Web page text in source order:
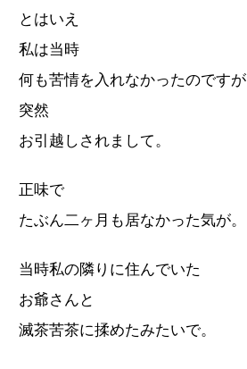
とはいえ
私は当時
何も苦情を入れなかったのですが
突然
お引越しされまして。
正味で
たぶん二ヶ月も居なかった気が。
当時私の隣りに住んでいた
お爺さんと
滅茶苦茶に揉めたみたいで。